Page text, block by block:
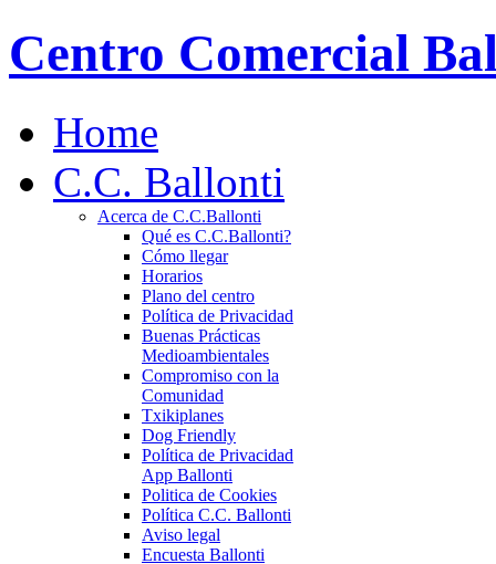
Centro Comercial
Home
C.C. Ballonti
Acerca de C.C.Ballonti
Qué es C.C.Ballonti?
Cómo llegar
Horarios
Plano del centro
Política de Privacidad
Buenas Prácticas
Medioambientales
Compromiso con la
Comunidad
Txikiplanes
Dog Friendly
Política de Privacidad
App Ballonti
Politica de Cookies
Política C.C. Ballonti
Aviso legal
Encuesta Ballonti